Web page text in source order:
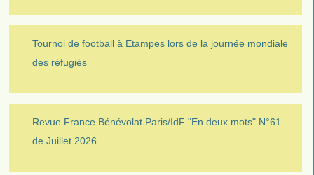
Tournoi de football à Etampes lors de la journée mondiale
des réfugiés
Revue France Bénévolat Paris/IdF "En deux mots" N°61
de Juillet 2026